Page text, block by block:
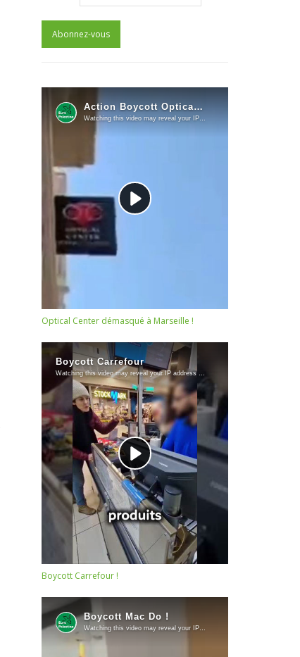
Optical Center démasqué à Marseille !
Boycott Carrefour !